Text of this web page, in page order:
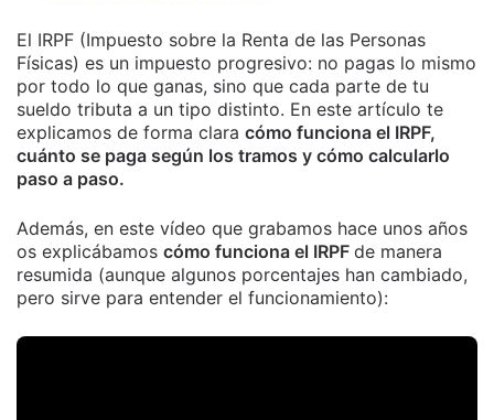
El IRPF (Impuesto sobre la Renta de las Personas
Físicas) es un impuesto progresivo: no pagas lo mismo
por todo lo que ganas, sino que cada parte de tu
sueldo tributa a un tipo distinto. En este artículo te
explicamos de forma clara cómo funciona el IRPF,
cuánto se paga según los tramos y cómo calcularlo
paso a paso.
Además, en este vídeo que grabamos hace unos años
os explicábamos cómo funciona el IRPF de manera
resumida (aunque algunos porcentajes han cambiado,
pero sirve para entender el funcionamiento):